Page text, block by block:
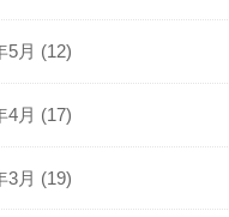
5月 (12)
4月 (17)
3月 (19)